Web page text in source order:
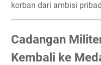
korban dari ambisi
Cadangan
Kembali ke